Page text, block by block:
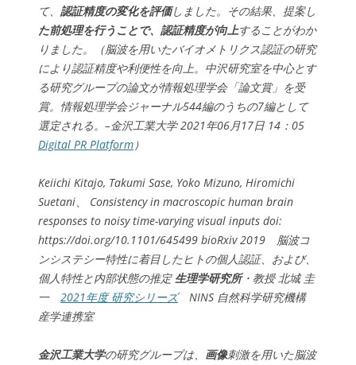
て、 認証精度の変化を評価しました。その結果、提案し
た前処理を行うことで、認証精度が向上することがわか
りました。（脳波を用いたバイオメトリクス認証の研究
により認証精度や利便性を向上。中沢研究室を中心とす
る研究グループの論文が情報処理学会「論文賞」を受
賞。情報処理学会ジャーナル544編のうちの7編として
選定される。–金沢工業大学 2021年06月17日 14：05
Digital PR Platform）
Keiichi Kitajo, Takumi Sase, Yoko Mizuno, Hiromichi
Suetani、 Consistency in macroscopic human brain
responses to noisy time-varying visual inputs doi:
https://doi.org/10.1101/645499 bioRxiv 2019 脳波コ
ンシステシー特性に着目したヒトの個人認証、および、
個人特性と内部状態の推定生理学研究所・教授 北城 圭
一 2021年度 研究シリーズNINS 自然科学研究機構
産学連携室
金沢工業大学の研究グループは、 画像刺激を用いた脳波